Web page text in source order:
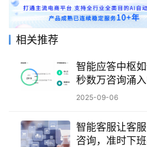
相关推荐
智能应答中枢
秒数万咨询涌
析弹性扩容、
2025-09-06
智能客服让客
咨询，准时下